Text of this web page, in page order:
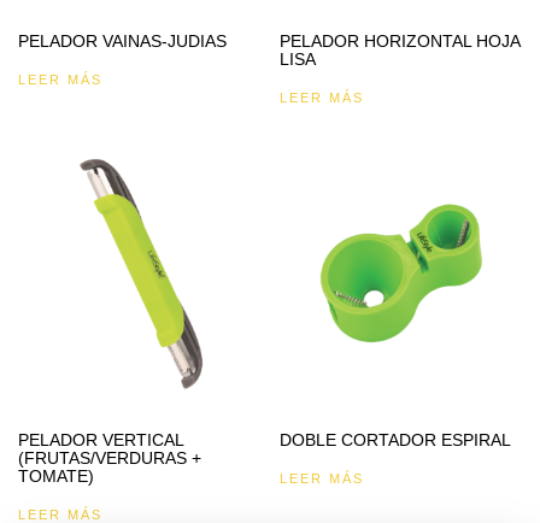
PELADOR VAINAS-JUDIAS
LEER MÁS
PELADOR HORIZONTAL HOJA
LISA
LEER MÁS
PELADOR VERTICAL
(FRUTAS/VERDURAS +
TOMATE)
LEER MÁS
DOBLE CORTADOR ESPIRAL
LEER MÁS